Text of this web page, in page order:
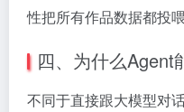
性把所有作品数据都投
四、为什么Agent
不同于直接跟大模型对